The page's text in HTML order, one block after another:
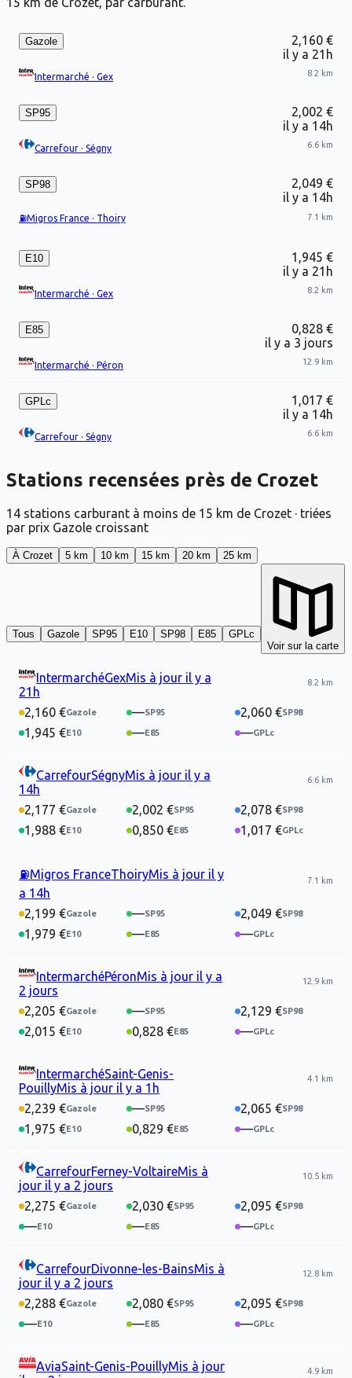
Gazole
2,160 €
il y a 21h
Intermarché · Gex 8.2 km
SP95
2,002 €
il y a 14h
Carrefour · Ségny 6.6 km
SP98
2,049 €
il y a 14h
⛽Migros France · Thoiry 7.1 km
E10
1,945 €
il y a 21h
Intermarché · Gex 8.2 km
E85
0,828 €
il y a 3 jours
Intermarché · Péron 12.9 km
GPLc
1,017 €
il y a 14h
Carrefour · Ségny 6.6 km
Stations recensées près de Crozet
14 stations carburant à moins de 15 km de Crozet · triées
par prix Gazole croissant
À Crozet 5 km 10 km 15 km 20 km 25 km
Tous Gazole SP95 E10 SP98 E85
GPLc
Voir sur la carte
IntermarchéGexMis à jour il y a
21h
8.2 km
2,160 € —
2,060 €
1,945 €
— —
CarrefourSégnyMis à jour il y a
14h
6.6 km
2,177 € 2,002 €
2,078 €
1,988 €
0,850 € 1,017 €
⛽Migros FranceThoiryMis à jour il y
a 14h
7.1 km
2,199 € —
2,049 €
1,979 €
— —
IntermarchéPéronMis à jour il y a
2 jours
12.9 km
2,205 € —
2,129 €
2,015 €
0,828 € —
IntermarchéSaint-Genis-
PouillyMis à jour il y a 1h
4.1 km
2,239 € —
2,065 €
1,975 €
0,829 € —
CarrefourFerney-VoltaireMis à
jour il y a 2 jours
10.5 km
2,275 € 2,030 €
2,095 €
—
— —
CarrefourDivonne-les-BainsMis à
jour il y a 2 jours
12.8 km
2,288 € 2,080 €
2,095 €
—
— —
AviaSaint-Genis-PouillyMis à jour
4.9 km